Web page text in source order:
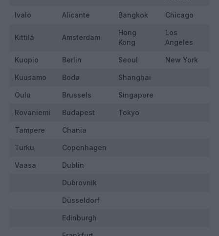
Ivalo Alicante Bangkok Chicago
Kittilä Amsterdam
Hong
Kong
Los
Angeles
Kuopio Berlin Seoul New York
Kuusamo Bodø Shanghai
Oulu Brussels Singapore
Rovaniemi Budapest Tokyo
Tampere Chania
Turku Copenhagen
Vaasa Dublin
Dubrovnik
Düsseldorf
Edinburgh